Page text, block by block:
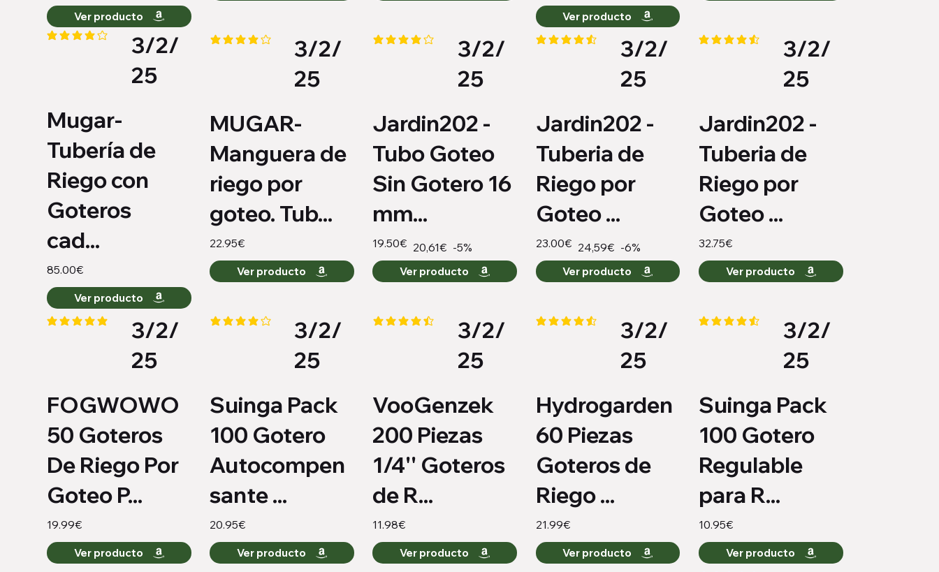
Ver producto Ver producto
la calificación promedio es 4.1 de 5
3/2/
25
Mugar-
Tubería de
Riego con
Goteros
cad...
85.00€
Ver producto
la calificación promedio es 4.2 de 5
3/2/
25
MUGAR-
Manguera de
riego por
goteo. Tub...
22.95€
Ver producto
la calificación promedio es 4.2 de 5
3/2/
25
Jardin202 -
Tubo Goteo
Sin Gotero 16
mm...
19.50€ 20,61€ -5%
Ver producto
la calificación promedio es 4.4 de 5
3/2/
25
Jardin202 -
Tuberia de
Riego por
Goteo ...
23.00€ 24,59€ -6%
Ver producto
la calificación promedio es 4.4 de 5
3/2/
25
Jardin202 -
Tuberia de
Riego por
Goteo ...
32.75€
Ver producto
la calificación promedio es 5 de 5
3/2/
25
FOGWOWO
50 Goteros
De Riego Por
Goteo P...
19.99€
Ver producto
la calificación promedio es 4.1 de 5
3/2/
25
Suinga Pack
100 Gotero
Autocompen
sante ...
20.95€
Ver producto
la calificación promedio es 4.4 de 5
3/2/
25
VooGenzek
200 Piezas
1/4'' Goteros
de R...
11.98€
Ver producto
la calificación promedio es 4.3 de 5
3/2/
25
Hydrogarden
60 Piezas
Goteros de
Riego ...
21.99€
Ver producto
la calificación promedio es 4.3 de 5
3/2/
25
Suinga Pack
100 Gotero
Regulable
para R...
10.95€
Ver producto